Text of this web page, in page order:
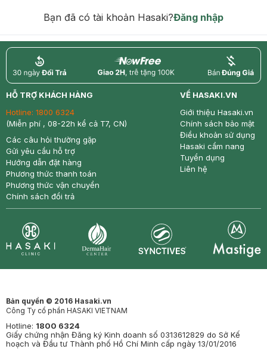
Bạn đã có tài khoản Hasaki?Đăng nhập
return nowfree price
HỖ TRỢ KHÁCH HÀNG
Hotline: 1800 6324
(Miễn phí , 08-22h kể cả T7, CN)
Các câu hỏi thường gặp
Gửi yêu cầu hỗ trợ
Hướng dẫn đặt hàng
Phương thức thanh toán
Phương thức vận chuyển
Chính sách đổi trả
VỀ HASAKI.VN
Giới thiệu Hasaki.vn
Chính sách bảo mật
Điều khoản sử dụng
Hasaki cẩm nang
Tuyển dụng
Liên hệ
Bản quyền © 2016 Hasaki.vn
Công Ty cổ phần HASAKI VIETNAM
Hotline: 1800 6324
Giấy chứng nhận Đăng ký Kinh doanh số 0313612829 do Sở Kế
hoạch và Đầu tư Thành phố Hồ Chí Minh cấp ngày 13/01/2016